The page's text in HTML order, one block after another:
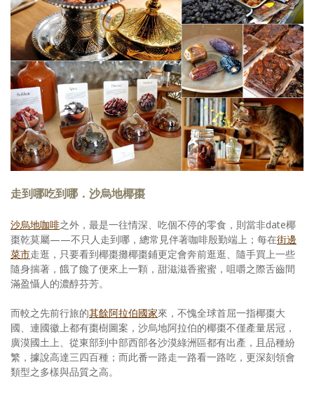
走到哪吃到哪．沙烏地椰棗
沙烏地咖啡之外，最是一往情深、吃個不停的零食，則當非date椰
棗乾莫屬——不只人走到哪，總常見伴著咖啡殷勤端上；每在街邊
菜市走逛，只要看到椰棗攤椰棗鋪更定會奔前逛逛、隨手買上一些
隨身揣著，餓了饞了便來上一顆，甜滋滋香蜜蜜，咀嚼之際舌齒間
滿盈懾人的濃醇芬芳。
而較之先前行旅的其餘阿拉伯國家來，不愧全球首屈一指椰棗大
國、連國徽上都有棗樹圖案，沙烏地阿拉伯的椰棗不僅產量居冠，
廣漠國土上、從東部到中部西部各沙漠綠洲區都有出產，且品種紛
繁，據說高達三四百種；而此番一路走一路看一路吃，更深刻領會
類型之多樣與品質之高。